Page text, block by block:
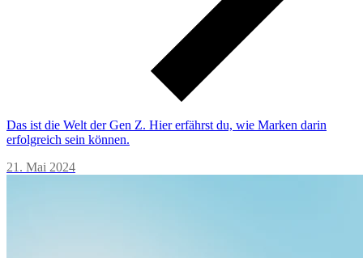
Das ist die Welt der Gen Z. Hier erfährst du, wie Marken darin
erfolgreich sein können.
21. Mai 2024